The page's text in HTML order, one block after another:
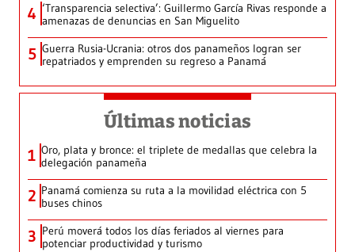
4 ‘Transparencia selectiva’: Guillermo García Rivas responde a
amenazas de denuncias en San Miguelito
5 Guerra Rusia-Ucrania: otros dos panameños logran ser
repatriados y emprenden su regreso a Panamá
Últimas noticias
1 Oro, plata y bronce: el triplete de medallas que celebra la
delegación panameña
2 Panamá comienza su ruta a la movilidad eléctrica con 5
buses chinos
3 Perú moverá todos los días feriados al viernes para
potenciar productividad y turismo